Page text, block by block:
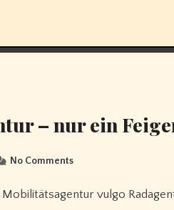
– nur ein
No Comments
Mobilitätsagentur vulgo